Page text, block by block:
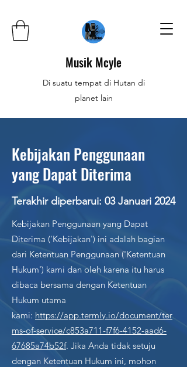
Musik Mcyle
Di suatu tempat di Hutan di
planet lain
Kebijakan Penggunaan
yang Dapat Diterima
Terakhir diperbarui: 03 Januari 2024
Kebijakan Penggunaan yang Dapat
Diterima ('Kebijakan') ini adalah bagian
dari Ketentuan Penggunaan ('Ketentuan
Hukum') kami dan oleh karena itu harus
dibaca bersama dengan Ketentuan
Hukum utama
kami: https://app.termly.io/document/ter
ms-of-service/c853a711-f7f6-4152-aad6-
67685a74b52f. Jika Anda tidak setuju
dengan Ketentuan Hukum ini, mohon